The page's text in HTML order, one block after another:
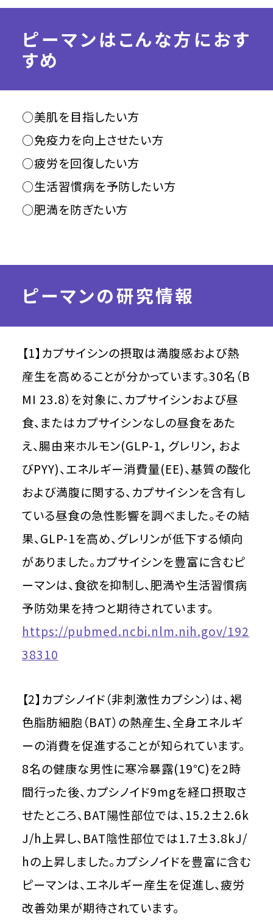
ピーマンはこんな方におす
すめ
○美肌を目指したい方
○免疫力を向上させたい方
○疲労を回復したい方
○生活習慣病を予防したい方
○肥満を防ぎたい方
ピーマンの研究情報
【1】カプサイシンの摂取は満腹感および熱
産生を高めることが分かっています。30名（B
MI 23.8）を対象に、カプサイシンおよび昼
食、またはカプサイシンなしの昼食をあた
え、腸由来ホルモン(GLP-1, グレリン, およ
びPYY)、エネルギー消費量(EE)、基質の酸化
および満腹に関する、カプサイシンを含有し
ている昼食の急性影響を調べました。その結
果、GLP-1を高め、グレリンが低下する傾向
がありました。カプサイシンを豊富に含むピ
ーマンは、食欲を抑制し、肥満や生活習慣病
予防効果を持つと期待されています。
https://pubmed.ncbi.nlm.nih.gov/192
38310
【2】カプシノイド（非刺激性カプシン）は、褐
色脂肪細胞（BAT）の熱産生、全身エネルギ
ーの消費を促進することが知られています。
8名の健康な男性に寒冷暴露(19℃)を2時
間行った後、カプシノイド9mgを経口摂取さ
せたところ、BAT陽性部位では、15.2±2.6k
J/h上昇し、BAT陰性部位では1.7±3.8kJ/
hの上昇しました。カプシノイドを豊富に含む
ピーマンは、エネルギー産生を促進し、疲労
改善効果が期待されています。